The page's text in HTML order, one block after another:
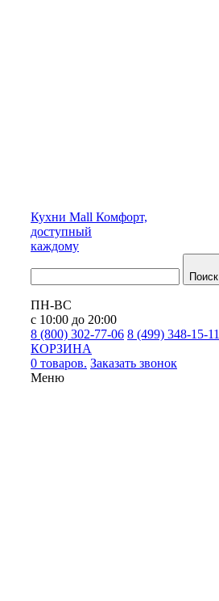
Кухни Mall Комфорт,
доступный
каждому
Поиск
ПН-ВС
с 10:00 до 20:00
8 (800) 302-77-06 8 (499) 348-15-11
КОРЗИНА
0 товаров. Заказать звонок
Меню